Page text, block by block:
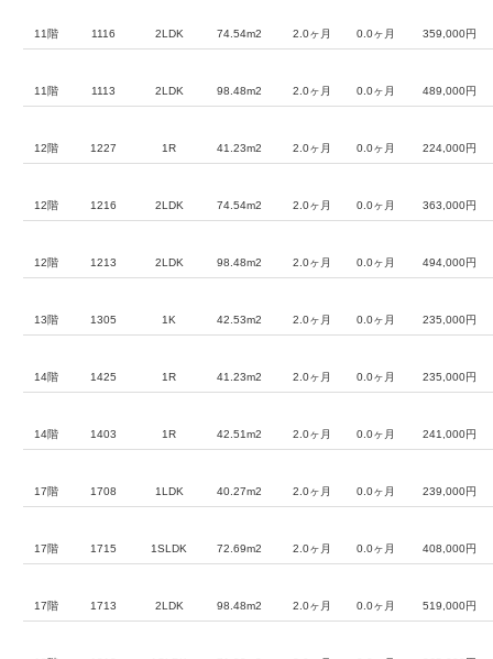
11階 1116 2LDK 74.54m2 2.0ヶ月 0.0ヶ月 359,000円
11階 1113 2LDK 98.48m2 2.0ヶ月 0.0ヶ月 489,000円
12階 1227 1R 41.23m2 2.0ヶ月 0.0ヶ月 224,000円
12階 1216 2LDK 74.54m2 2.0ヶ月 0.0ヶ月 363,000円
12階 1213 2LDK 98.48m2 2.0ヶ月 0.0ヶ月 494,000円
13階 1305 1K 42.53m2 2.0ヶ月 0.0ヶ月 235,000円
14階 1425 1R 41.23m2 2.0ヶ月 0.0ヶ月 235,000円
14階 1403 1R 42.51m2 2.0ヶ月 0.0ヶ月 241,000円
17階 1708 1LDK 40.27m2 2.0ヶ月 0.0ヶ月 239,000円
17階 1715 1SLDK 72.69m2 2.0ヶ月 0.0ヶ月 408,000円
17階 1713 2LDK 98.48m2 2.0ヶ月 0.0ヶ月 519,000円